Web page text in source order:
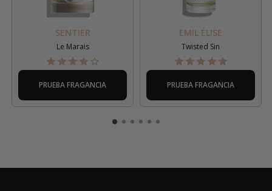
SENTIER
Le Marais
PRUEBA FRAGANCIA
EMIL ÉLISE
Twisted Sin
PRUEBA FRAGANCIA